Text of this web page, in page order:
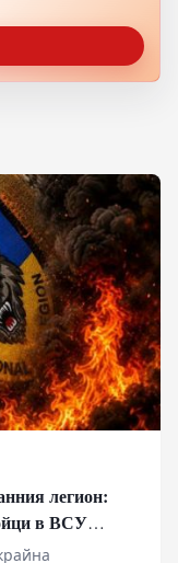
легион:
в ВСУ